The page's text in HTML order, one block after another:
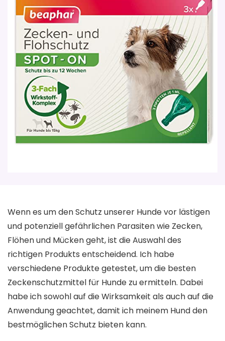
Wenn es um den Schutz unserer Hunde vor lästigen
und potenziell gefährlichen Parasiten wie Zecken,
Flöhen und Mücken geht, ist die Auswahl des
richtigen Produkts entscheidend. Ich habe
verschiedene Produkte getestet, um die besten
Zeckenschutzmittel für Hunde zu ermitteln. Dabei
habe ich sowohl auf die Wirksamkeit als auch auf die
Anwendung geachtet, damit ich meinem Hund den
bestmöglichen Schutz bieten kann.